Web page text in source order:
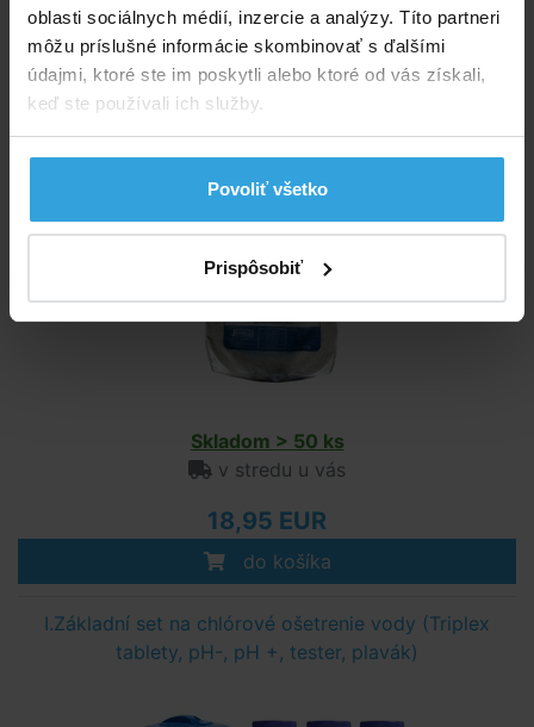
oblasti sociálnych médií, inzercie a analýzy. Títo partneri
môžu príslušné informácie skombinovať s ďalšími
údajmi, ktoré ste im poskytli alebo ktoré od vás získali,
keď ste používali ich služby.
Povoliť všetko
Prispôsobiť
Florida Bazény s konštrukciou
Doporučené príslušenstvo (9)
Filtračný piesok 25kg
Skladom > 50 ks
v stredu u vás
18,95 EUR
do košíka
I.Základní set na chlórové ošetrenie vody (Triplex
tablety, pH-, pH +, tester, plavák)